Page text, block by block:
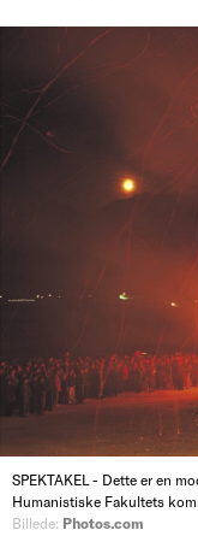
SPEKTAKEL - Dette er en
Humanistiske Fakultets
Billede: Photos.com